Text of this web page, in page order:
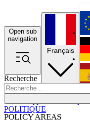
Open sub
navigation
Recherche
POLICY AREAS
Français
POLITIQUE